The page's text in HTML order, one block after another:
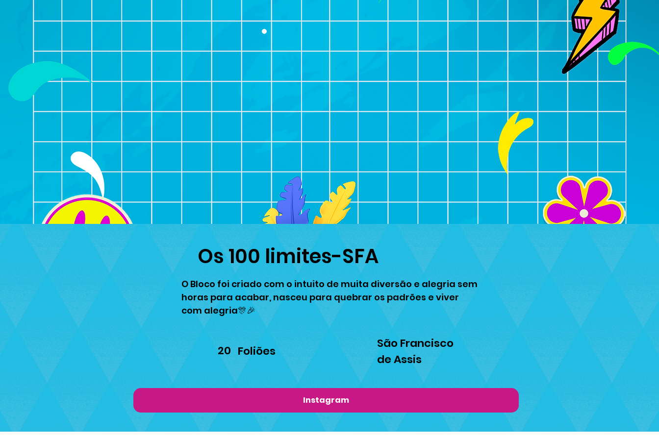
Os 100 limites-SFA
O Bloco foi criado com o intuito de muita diversão e alegria sem
horas para acabar, nasceu para quebrar os padrões e viver
com alegria🎊🎉
20 Foliões
São Francisco
de Assis
Instagram